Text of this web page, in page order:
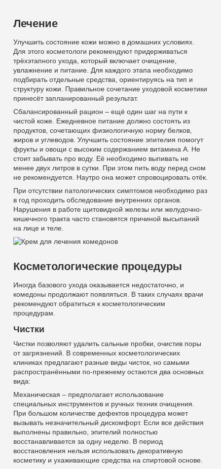
Лечение
Улучшить состояние кожи можно в домашних условиях.
Для этого косметологи рекомендуют придерживаться
трёхэтапного ухода, который включает очищение,
увлажнение и питание. Для каждого этапа необходимо
подбирать отдельные средства, ориентируясь на тип и
структуру кожи. Правильное сочетание уходовой косметики
принесёт запланированный результат.
Сбалансированный рацион – ещё один шаг на пути к
чистой коже. Ежедневное питание должно состоять из
продуктов, сочетающих физиологичную норму белков,
жиров и углеводов. Улучшить состояние эпителия помогут
фрукты и овощи с высоким содержанием витамина А. Не
стоит забывать про воду. Её необходимо выпивать не
менее двух литров в сутки. При этом пить воду перед сном
не рекомендуется. Наутро она может спровоцировать отёк.
При отсутствии патологических симптомов необходимо раз
в год проходить обследование внутренних органов.
Нарушения в работе щитовидной железы или желудочно-
кишечного тракта часто становятся причиной высыпаний
на лице и теле.
Косметологические процедуры
Иногда базового ухода оказывается недостаточно, и
комедоны продолжают появляться. В таких случаях врачи
рекомендуют обратиться к косметологическим
процедурам.
Чистки
Чистки позволяют удалить сальные пробки, очистив поры
от загрязнений. В современных косметологических
клиниках предлагают разные виды чисток, но самыми
распространёнными по-прежнему остаются два основных
вида:
Механическая – предполагает использование
специальных инструментов и ручных техник очищения.
При большом количестве дефектов процедура может
вызывать незначительный дискомфорт. Если все действия
выполнены правильно, эпителий полностью
восстанавливается за одну неделю. В период
восстановления нельзя использовать декоративную
косметику и ухаживающие средства на спиртовой основе.